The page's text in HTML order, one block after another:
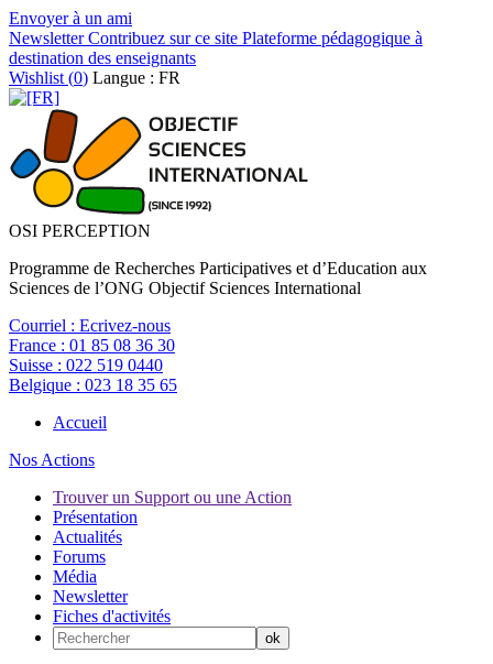
Envoyer à un ami
NewsletterContribuez sur ce site Plateforme pédagogique à
destination des enseignants
Wishlist (0) Langue : FR
OSI PERCEPTION
Programme de Recherches Participatives et d’Education aux
Sciences de l’ONG Objectif Sciences International
Courriel : Ecrivez-nous
France : 01 85 08 36 30
Suisse : 022 519 0440
Belgique : 023 18 35 65
Accueil
Nos Actions
Trouver un Support ou une Action
Présentation
Actualités
Forums
Média
Newsletter
Fiches d'activités